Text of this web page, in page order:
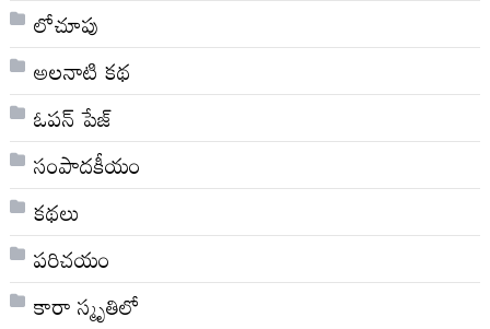
లోచూపు
అల‌నాటి క‌థ‌
ఓపన్ పేజ్
సంపాదకీయం
కథలు
పరిచయం
కారా స్మృతిలో